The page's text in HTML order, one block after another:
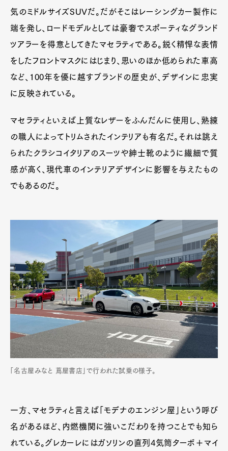
気のミドルサイズSUVだ。だがそこはレーシングカー製作に
端を発し、ロードモデルとしては豪奢でスポーティなグランド
ツアラーを得意としてきたマセラティである。鋭く精悍な表情
をしたフロントマスクにはじまり、思いのほか低められた車高
など、100年を優に越すブランドの歴史が、デザインに忠実
に反映されている。
マセラティといえば上質なレザーをふんだんに使用し、熟練
の職人によってトリムされたインテリアも有名だ。それは誂え
られたクラシコイタリアのスーツや紳士靴のように繊細で質
感が高く、現代車のインテリアデザインに影響を与えたもの
でもあるのだ。
「名古屋みなと 蔦屋書店」で行われた試乗の様子。
一方、マセラティと言えば「モデナのエンジン屋」という呼び
名があるほど、内燃機関に強いこだわりを持つことでも知ら
れている。グレカーレにはガソリンの直列4気筒ターボ＋マイ